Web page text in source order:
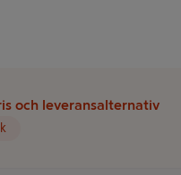
och leveransalternativ